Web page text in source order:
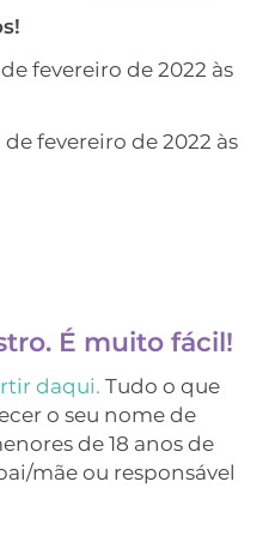
fevereiro de 2022 às
fevereiro de 2022 às
É muito fácil!
daqui. Tudo o que
o seu nome de
de 18 anos de
mãe ou responsável